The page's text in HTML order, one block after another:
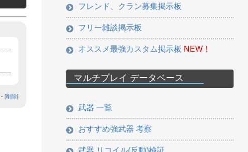
- [削除]
フレンド、クラン募集掲示板
フリー雑談掲示板
オススメ最強カスタム掲示板 NEW！
マルチプレイ データベース
武器 一覧
おすすめ強武器 考察
武器 リコイル(反動)検証